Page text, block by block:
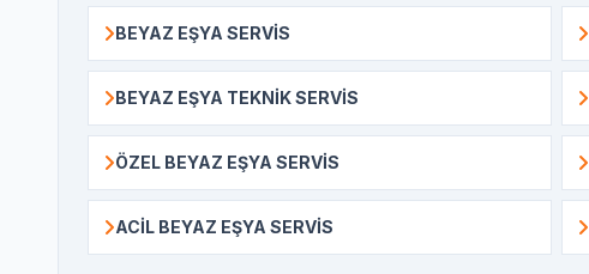
BEYAZ EŞYA SERVIS
BEYAZ EŞYA TEKNIK SERVIS
ÖZEL BEYAZ EŞYA SERVIS
ACIL BEYAZ EŞYA SERVIS